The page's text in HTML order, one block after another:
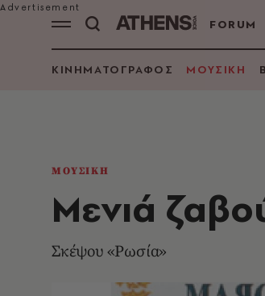
FORUM
ΚΙΝΗΜΑΤΟΓΡΑΦΟΣ ΜΟΥΣΙΚΗ
ΜΟΥΣΙΚΗ
Mενιά
Σκέψου «Pωσία»